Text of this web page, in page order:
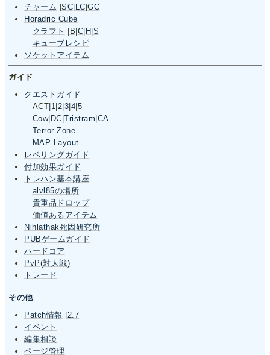
チャーム |SC LC |GC
Horadric Cube
クラフト
B C H S
キューブレシピ
ソケットアイテム
ガイド
クエストガイド
ACT 1 2 3 4 5
Cow| DC |Tristram CA
Terror Zone
MAP Layout
レベリングガイド
付加効果ガイド
トレハン基本講座
alvl85の場所
貴重品ドロップ
価値あるアイテム
Nihlathak死因研究所
PUBゲームガイド
ハードコア
PvP(対人戦)
トレード
その他
Patch情報
2.7
イベント
編集相談
ページ管理